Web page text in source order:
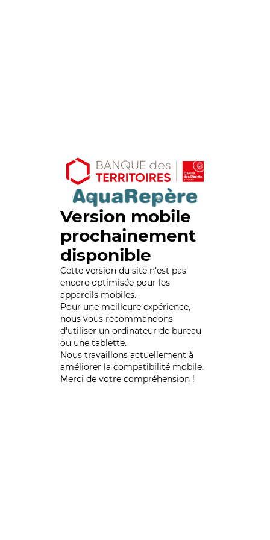
Version mobile
prochainement
disponible
Cette version du site n’est pas
encore optimisée pour les
appareils mobiles.
Pour une meilleure expérience,
nous vous recommandons
d'utiliser un ordinateur de bureau
ou une tablette.
Nous travaillons actuellement à
améliorer la compatibilité mobile.
Merci de votre compréhension !